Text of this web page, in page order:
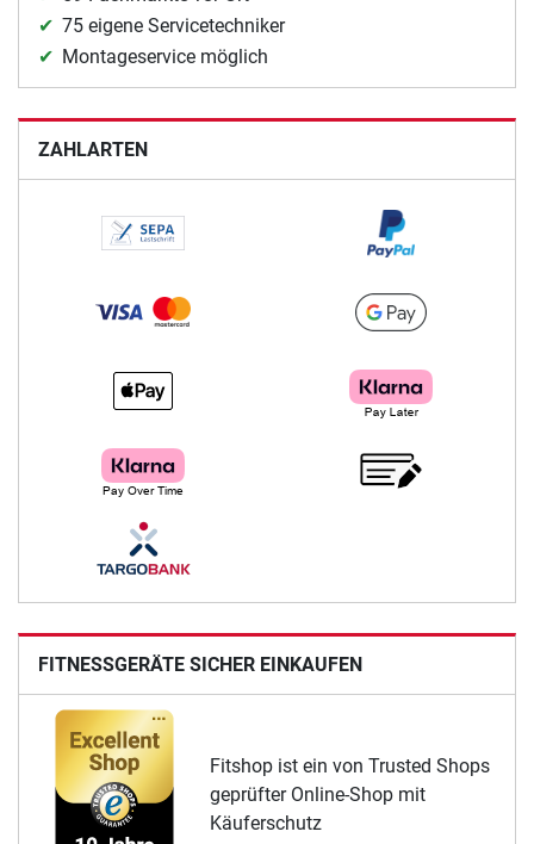
75 eigene Servicetechniker
Montageservice möglich
ZAHLARTEN
FITNESSGERÄTE SICHER EINKAUFEN
Fitshop ist ein von Trusted Shops
geprüfter Online-Shop mit
Käuferschutz